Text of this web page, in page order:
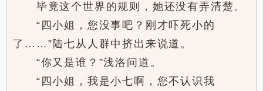
毕竟这个世界的规则，她还没有弄清楚。
“四小姐，您没事吧？刚才吓死小的
了……”陆七从人群中挤出来说道。
“你又是谁？”浅洛问道。
“四小姐，我是小七啊，您不认识我